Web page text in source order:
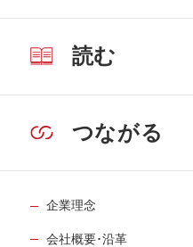
読む
つながる
企業理念
会社概要･沿革